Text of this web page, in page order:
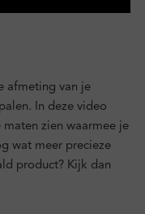
afmeting van je
In deze video
maten zien waarmee je
wat meer precieze
product? Kijk dan